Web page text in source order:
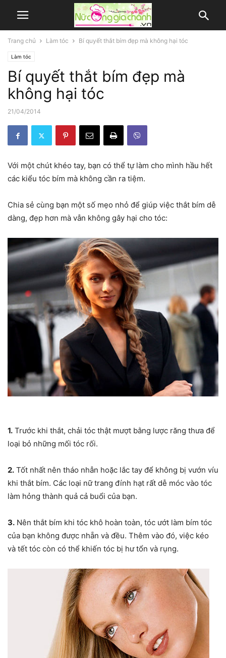
Trang chủ Làm tóc Bí quyết thắt bím đẹp mà không hại tóc
Làm tóc
Bí quyết thắt bím đẹp mà
không hại tóc
21/04/2014
Với một chút khéo tay, bạn có thể tự làm cho mình hầu hết
các kiểu tóc bím mà không cần ra tiệm.
Chia sẻ cùng bạn một số mẹo nhỏ để giúp việc thắt bím dễ
dàng, đẹp hơn mà vẫn không gây hại cho tóc:
1. Trước khi thắt, chải tóc thật mượt bằng lược răng thưa để
loại bỏ những mối tóc rối.
2. Tốt nhất nên tháo nhẫn hoặc lắc tay để không bị vướn víu
khi thắt bím. Các loại nữ trang đính hạt rất dễ móc vào tóc
làm hỏng thành quả cả buổi của bạn.
3. Nên thắt bím khi tóc khô hoàn toàn, tóc ướt làm bím tóc
của bạn không được nhẵn và đều. Thêm vào đó, việc kéo
và tết tóc còn có thể khiến tóc bị hư tổn và rụng.